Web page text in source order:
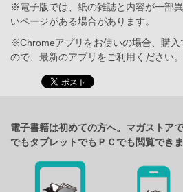
※電子版では、紙の雑誌と内容が一部
いページがある場合があります。
※Chromeアプリをお使いの場合、購入
ので、最新のアプリをご利用ください。
電子書籍は初めての方へ。マガストア
でもタブレットでもＰＣでも閲覧できま